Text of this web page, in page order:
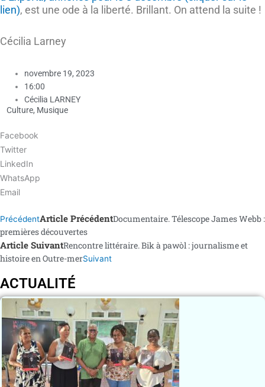
lien), est une ode à la liberté. Brillant. On attend la suite !
Cécilia Larney
novembre 19, 2023
16:00
Cécilia LARNEY
Culture, Musique
Facebook
Twitter
LinkedIn
WhatsApp
Email
PrécédentArticle PrécédentDocumentaire. Télescope James Webb :
premières découvertes
Article SuivantRencontre littéraire. Bik à pawòl : journalisme et
histoire en Outre-merSuivant
ACTUALITÉ